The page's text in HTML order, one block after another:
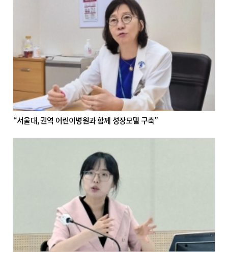
“서울대, 권역 어린이병원과 함께 성장모델 구축”